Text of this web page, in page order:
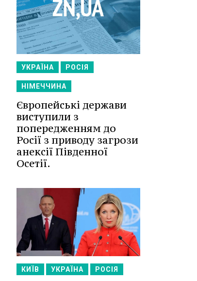
УКРАЇНА РОСІЯ
НІМЕЧЧИНА
Європейські держави
виступили з
попередженням до
Росії з приводу загрози
анексії Південної
Осетії.
КИЇВ УКРАЇНА РОСІЯ